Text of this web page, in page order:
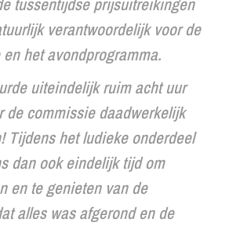
verantwoordelijk voor de
het avondprogramma.
uiteindelijk ruim acht uur
de commissie daadwerkelijk
Tijdens het ludieke onderdeel
dan ook eindelijk tijd om
en te genieten van de
alles was afgerond en de